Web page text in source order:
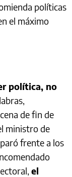
políticas
el máximo
política, no
de fin de
ministro de
frente a los
el